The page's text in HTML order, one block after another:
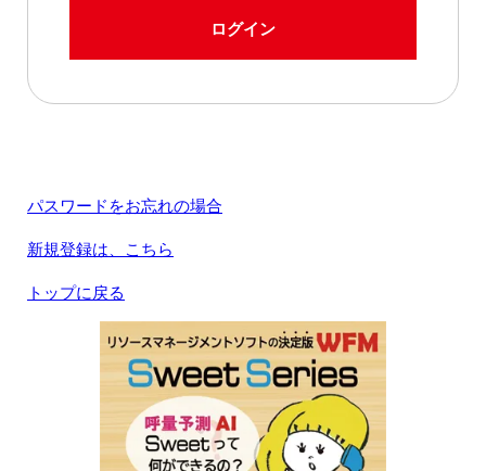
ログイン
パスワードをお忘れの場合
新規登録は、こちら
トップに戻る